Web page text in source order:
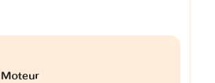
Moteur